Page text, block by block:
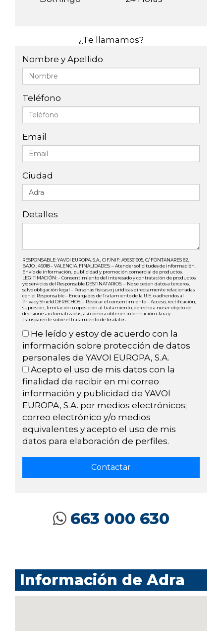
¿Te llamamos?
Nombre y Apellido
Teléfono
Email
Ciudad
Detalles
RESPONSABLE: YAVOI EUROPA, S.A., CIF/NIF: A96361605, C/ FONTANARES 82,
BAJO , 46018 – VALENCIA. FINALIDADES: – Atender solicitudes de información.
Envío de información, publicidad y promoción comercial de productos.
LEGITIMACIÓN: – Consentimiento del interesado y contratación de productos
y/o servicios del Responsable DESTINATARIOS: – No se ceden datos a terceros,
salvo obligación legal – Personas físicas o jurídicas directamente relacionadas
con el Responsable – Encargados de Tratamiento de la U.E. o adheridos al
Privacy Shield DERECHOS: – Revocar el consentimiento – Acceso, rectificación,
supresión, limitación u oposición al tratamiento, derecho a no ser objeto de
decisiones automatizadas, así como a obtener información clara y
transparente sobre el tratamiento de los datos
He leído y estoy de acuerdo con la
información sobre protección de datos
personales de YAVOI EUROPA, S.A.
Acepto el uso de mis datos con la
finalidad de recibir en mi correo
información y publicidad de YAVOI
EUROPA, S.A. por medios electrónicos;
correo electrónico y/o medios
equivalentes y acepto el uso de mis
datos para elaboración de perfiles.
663 000 630
Información de Adra